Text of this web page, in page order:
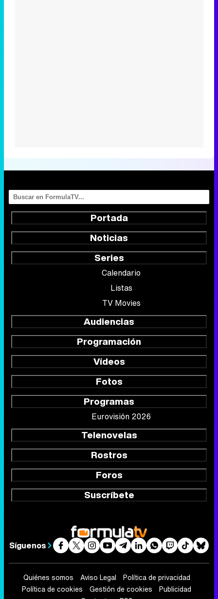
Portada
Noticias
Series
Calendario
Listas
TV Movies
Audiencias
Programación
Vídeos
Fotos
Programas
Eurovisión 2026
Telenovelas
Rostros
Foros
Suscríbete
Síguenos
Quiénes somos Aviso Legal
Política de privacidad
Política de cookies
Gestión de cookies
Publicidad